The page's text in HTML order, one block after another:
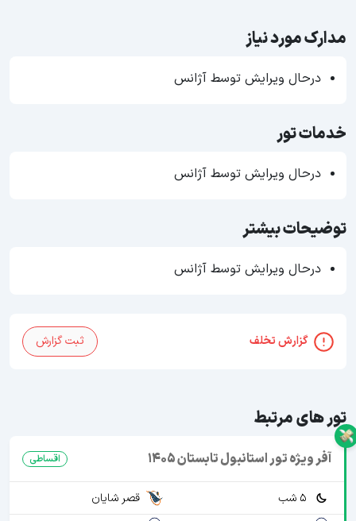
مدارک مورد نیاز
درحال ویرایش توسط آژانس
خدمات تور
درحال ویرایش توسط آژانس
توضیحات بیشتر
درحال ویرایش توسط آژانس
گزارش تخلف ثبت گزارش
تور های مرتبط
آفر ویژه تور استانبول تابستان 1405 اقساطی
5 شب
قصر شایان